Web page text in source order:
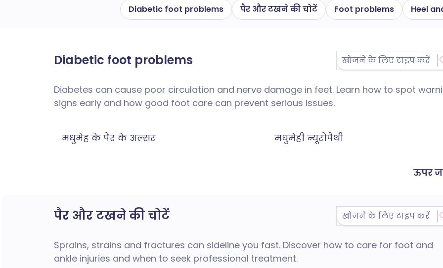
Diabetic foot problems पैर और टखने की चोटें Foot problems Heel
Diabetic foot problems
Diabetes can cause poor circulation and nerve damage in feet. Learn how to spot
signs early and how good foot care can prevent serious issues.
मधुमेह के पैर के अल्सर मधुमेही न्यूरोपैथी
ऊपर
पैर और टखने की चोटें
Sprains, strains and fractures can sideline you fast. Discover how to care for foot and
ankle injuries and when to seek professional treatment.